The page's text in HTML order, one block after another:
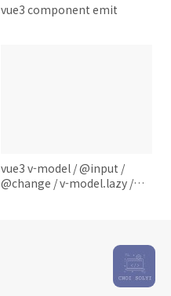
vue3 component emit
vue3 v-model / @input /
@change / v-model.lazy /